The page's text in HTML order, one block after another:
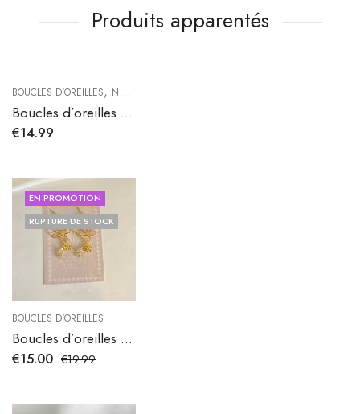
Produits apparentés
BOUCLES D'OREILLES, NOUVELLE COLLECTION
Boucles d’oreilles AURORA
€14.99
EN PROMOTION
RUPTURE DE STOCK
BOUCLES D'OREILLES
Boucles d’oreilles Florence
€15.00 €19.99